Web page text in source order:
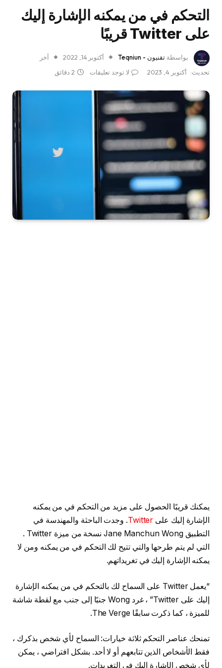
التحكم في من يمكنه الإشارة إليك
على Twitter قريبًا
بواسطة تقنيون - Teqniun أكتوبر 14, 2022
آخر
تحديث:
أكتوبر 4, 2023 لا توجد تعليقات 2 دقائق
يمكنك قريبًا الحصول على مزيد من التحكم في من يمكنه
الإشارة إليك على Twitter. وجدت الباحثة والمهندسة في
التطبيق Jane Manchun Wong نسخة من ميزة Twitter .
التي لم يتم طرحها والتي تتيح لك التحكم في من يمكنه ومن لا
يمكنه الإشارة إليك في تغريداتهم.
“يعمل Twitter على السماح لك بالتحكم في من يمكنه الإشارة
إليك على Twitter” ، غرد Wong جنبًا إلى جنب مع لقطة شاشة
للميزة ، كما ذكرت سابقًا The Verge.
تمنحك عناصر التحكم ثلاثة خيارات: السماح لأي شخص بذكرك ،
فقط الأشخاص الذين تتابعهم أو لا أحد. بشكل افتراضي ، يمكن
لأي شخص الإشارة إليك في التغريدات.